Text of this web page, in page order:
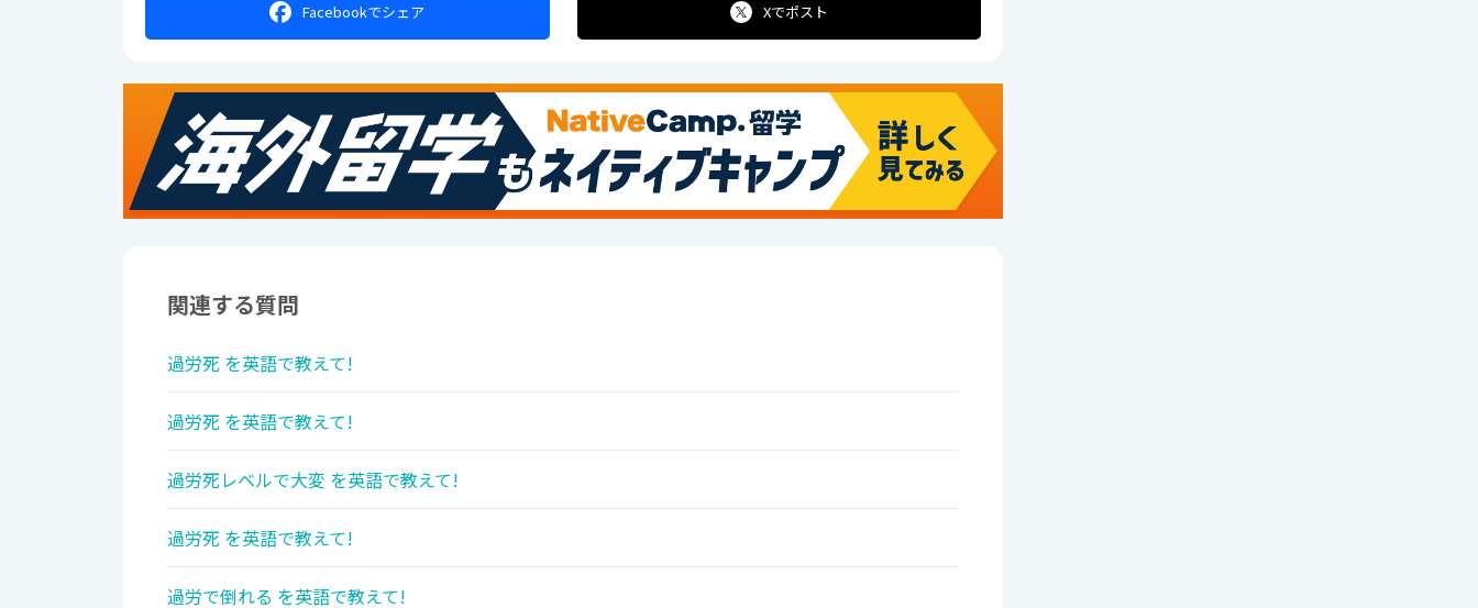
Facebookでシェア Xでポスト
関連する質問
過労死 を英語で教えて!
過労死 を英語で教えて!
過労死レベルで大変 を英語で教えて!
過労死 を英語で教えて!
過労で倒れる を英語で教えて!